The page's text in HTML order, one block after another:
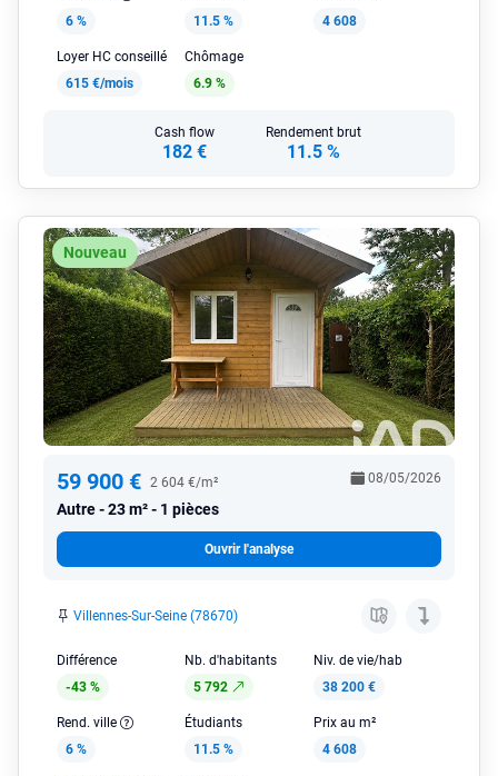
6 %
11.5 %
4 608
Loyer HC conseillé
615 €/mois
Chômage
6.9 %
Cash flow
182 €
Rendement brut
11.5 %
Nouveau
59 900 € 2 604 €/m²
Autre 23 m² - 1 pièces
08/05/2026
Ouvrir l'analyse
Villennes-Sur-Seine (78670)
Différence
-43 %
Nb. d'habitants
5 792
Niv. de vie/hab
38 200 €
Rend. ville
6 %
Étudiants
11.5 %
Prix au m²
4 608